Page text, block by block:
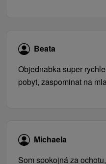
Beata
Objednabka super
pobyt, zaspominat na
Michaela
Som spokojná za